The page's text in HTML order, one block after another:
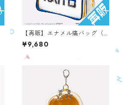
【再販】エナメル痛バッグ（K
AITO） OEBC-PC-KA
¥9,680